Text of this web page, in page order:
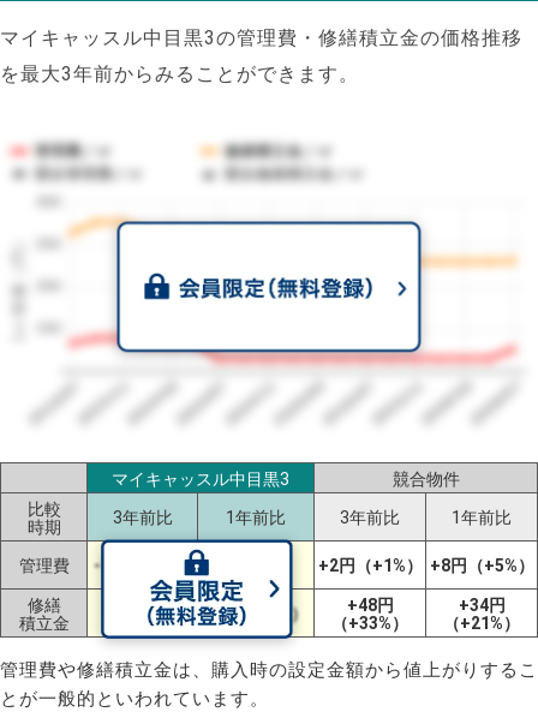
マイキャッスル中目黒3の管理費・修繕積立金の価格推移
を最大3年前からみることができます。
1㎡単価（円）
管理費／㎡
修繕積立金／㎡
2023/072023/112024/032024/072024/112025/032025/072025/112026/032026/07
マイキャッスル中目黒3
競合物件
比較
時期
3年前比 1年前比 3年前比 1年前比
管理費 -7円（-5%） +2円（+1%） +8円（+5%）
修繕
積立金
-34円
（-13%）
+1円（±0%）
+48円
（+33%）
+34円
（+21%）
管理費や修繕積立金は、購入時の設定金額から値上がりするこ
とが一般的といわれています。